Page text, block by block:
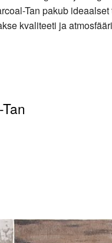
Tan pakub
kvaliteeti ja